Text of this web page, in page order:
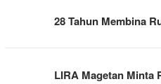
28 Tahun Membina
LIRA Magetan